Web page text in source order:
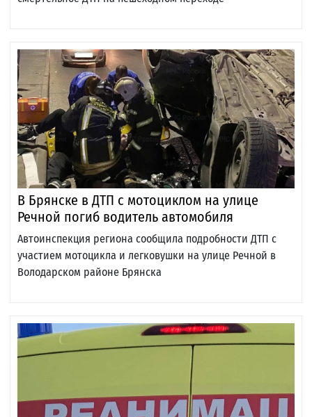
В Брянске в ДТП с мотоциклом на улице
Речной погиб водитель автомобиля
Автоинспекция региона сообщила подробности ДТП с
участием мотоцикла и легковушки на улице Речной в
Володарском районе Брянска